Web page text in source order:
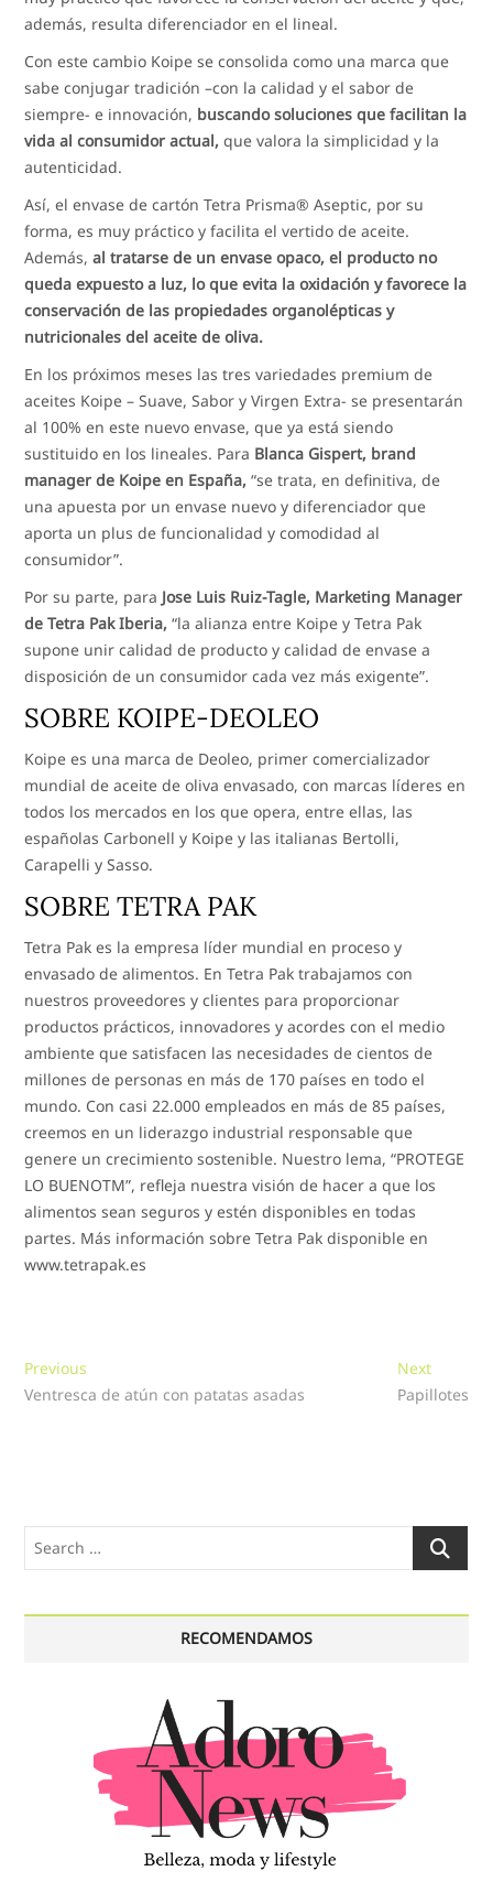
además, resulta diferenciador en el lineal.
Con este cambio Koipe se consolida como una marca que
sabe conjugar tradición –con la calidad y el sabor de
siempre- e innovación, buscando soluciones que facilitan la
vida al consumidor actual, que valora la simplicidad y la
autenticidad.
Así, el envase de cartón Tetra Prisma® Aseptic, por su
forma, es muy práctico y facilita el vertido de aceite.
Además,al tratarse de un envase opaco, el producto no
queda expuesto a luz, lo que evita la oxidación y favorece la
conservación de las propiedades organolépticas y
nutricionales del aceite de oliva.
En los próximos meses las tres variedades premium de
aceites Koipe – Suave, Sabor y Virgen Extra- se presentarán
al 100% en este nuevo envase, que ya está siendo
sustituido en los lineales. Para Blanca Gispert, brand
manager de Koipe en España, “se trata, en definitiva, de
una apuesta por un envase nuevo y diferenciador que
aporta un plus de funcionalidad y comodidad al
consumidor”.
Por su parte, para Jose Luis Ruiz-Tagle, Marketing Manager
de Tetra Pak Iberia, “la alianza entre Koipe y Tetra Pak
supone unir calidad de producto y calidad de envase a
disposición de un consumidor cada vez más exigente”.
SOBRE KOIPE-DEOLEO
Koipe es una marca de Deoleo, primer comercializador
mundial de aceite de oliva envasado, con marcas líderes en
todos los mercados en los que opera, entre ellas, las
españolas Carbonell y Koipe y las italianas Bertolli,
Carapelli y Sasso.
SOBRE TETRA PAK
Tetra Pak es la empresa líder mundial en proceso y
envasado de alimentos. En Tetra Pak trabajamos con
nuestros proveedores y clientes para proporcionar
productos prácticos, innovadores y acordes con el medio
ambiente que satisfacen las necesidades de cientos de
millones de personas en más de 170 países en todo el
mundo. Con casi 22.000 empleados en más de 85 países,
creemos en un liderazgo industrial responsable que
genere un crecimiento sostenible. Nuestro lema, “PROTEGE
LO BUENOTM”, refleja nuestra visión de hacer a que los
alimentos sean seguros y estén disponibles en todas
partes. Más información sobre Tetra Pak disponible en
www.tetrapak.es
Navegación
de
Previous
post:
Ventresca de atún con patatas asadas
NextNext
post:
Papillotes
Search
RECOMENDAMOS